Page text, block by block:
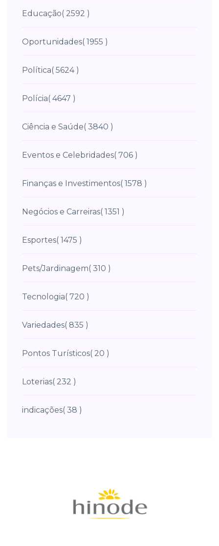
Educação( 2592 )
Oportunidades( 1955 )
Política( 5624 )
Polícia( 4647 )
Ciência e Saúde( 3840 )
Eventos e Celebridades( 706 )
Finanças e Investimentos( 1578 )
Negócios e Carreiras( 1351 )
Esportes( 1475 )
Pets/Jardinagem( 310 )
Tecnologia( 720 )
Variedades( 835 )
Pontos Turísticos( 20 )
Loterias( 232 )
indicações( 38 )